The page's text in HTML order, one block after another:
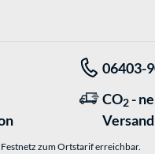
06403-
CO2 -
Versand
zum Ortstarif erreichbar.